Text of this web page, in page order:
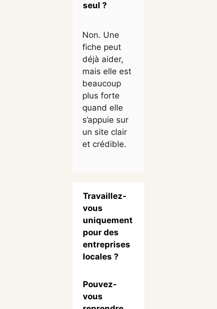
seul ?
Non. Une
fiche peut
déjà aider,
mais elle est
beaucoup
plus forte
quand elle
s’appuie sur
un site clair
et crédible.
Travaillez-
vous
uniquement
pour des
entreprises
locales ?
Pouvez-
vous